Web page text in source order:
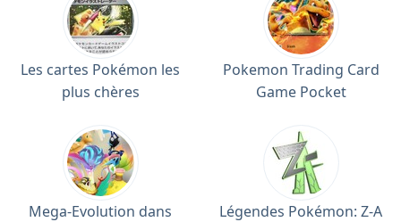
Les cartes Pokémon les
plus chères
Pokemon Trading Card
Game Pocket
Mega-Evolution dans
Légendes Pokémon: Z-A